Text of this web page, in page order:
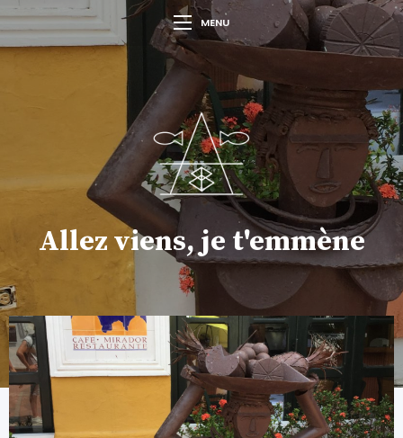
MENU
Allez viens, je t'emmène